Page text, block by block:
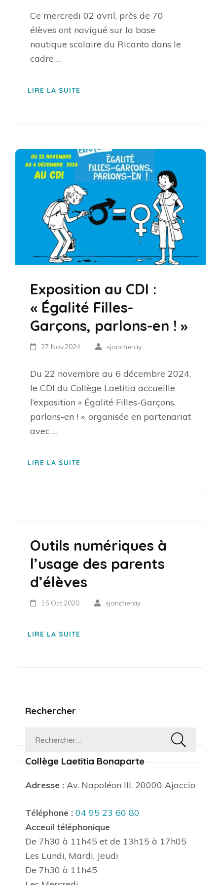
Ce mercredi 02 avril, près de 70
élèves ont navigué sur la base
nautique scolaire du Ricanto dans le
cadre …
LIRE LA SUITE
Exposition au CDI :
« Égalité Filles-
Garçons, parlons-en ! »
27 Nov,2024 sjoncheray
Du 22 novembre au 6 décembre 2024,
le CDI du Collège Laetitia accueille
l’exposition « Égalité Filles-Garçons,
parlons-en ! », organisée en partenariat
avec …
LIRE LA SUITE
Outils numériques à
l’usage des parents
d’élèves
15 Oct,2020 sjoncheray
LIRE LA SUITE
Rechercher
Rechercher :
Collège Laetitia Bonaparte
Adresse : Av. Napoléon III, 20000 Ajaccio
Téléphone : 04 95 23 60 80
Acceuil téléphonique
De 7h30 à 11h45 et de 13h15 à 17h05
Les Lundi, Mardi, Jeudi
De 7h30 à 11h45